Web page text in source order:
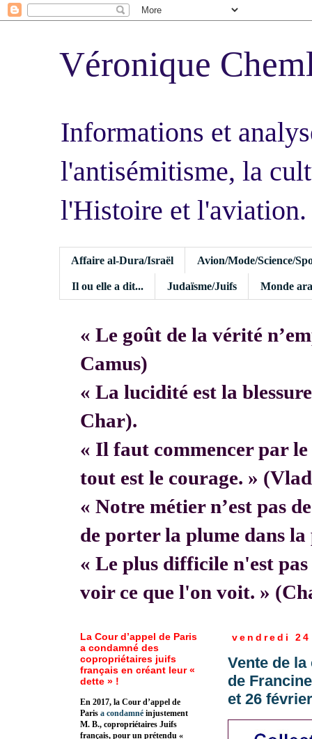
Véronique
Informations et
l'antisémitisme, la
l'Histoire et l'aviation.
Affaire al-Dura/Israël Avion/Mode/Science/
Il ou elle a dit... Judaïsme/Juifs Monde
« Le goût de la vérité
Camus)
« La lucidité est la
Char).
« Il faut commencer par le
tout est le courage. »
« Notre métier n’est pas
de porter la plume dans
« Le plus difficile n'est
voir ce que l'on voit. »
vendredi
Vente de
de
et 26
La Cour d’appel de Paris
a condamné des
copropriétaires juifs
français en créant leur «
dette » !
En 2017, la Cour d’appel de
Paris a condamné injustement
M. B., copropriétaires Juifs
français, pour un prétendu «